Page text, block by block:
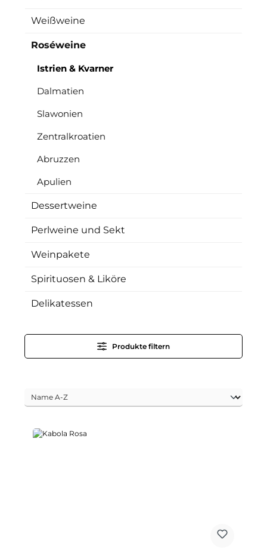
Weißweine
Roséweine
Istrien & Kvarner
Dalmatien
Slawonien
Zentralkroatien
Abruzzen
Apulien
Dessertweine
Perlweine und Sekt
Weinpakete
Spirituosen & Liköre
Delikatessen
Produkte filtern